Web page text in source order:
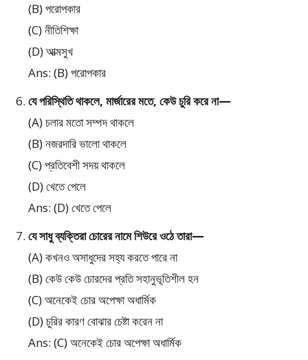
(B) পরোপকার
(C) নীতিশিক্ষা
(D) আত্মসুখ
Ans: (B) পরোপকার
যে পরিস্থিতি থাকলে, মার্জারের মতে, কেউ চুরি করে না—
(A) চলার মতো সম্পদ থাকলে
(B) নজরদারি ভালো থাকলে
(C) প্রতিবেশী সদয় থাকলে
(D) খেতে পেলে
Ans: (D) খেতে পেলে
যে সাধু ব্যক্তিরা চোরের নামে শিউরে ওঠে তারা—
(A) কখনও অসাধুদের সহ্য করতে পারে না
(B) কেউ কেউ চোরদের প্রতি সহানুভূতিশীল হন
(C) অনেকেই চোর অপেক্ষা অধার্মিক
(D) চুরির কারণ বোঝার চেষ্টা করেন না
Ans: (C) অনেকেই চোর অপেক্ষা অধার্মিক